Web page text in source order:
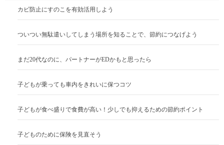
カビ防止にすのこを有効活用しよう
ついつい無駄遣いしてしまう場所を知ることで、節約につなげよう
まだ20代なのに、パートナーがEDかもと思ったら
子どもが乗っても車内をきれいに保つコツ
子どもが食べ盛りで食費が高い！少しでも抑えるための節約ポイント
子どものために保険を見直そう